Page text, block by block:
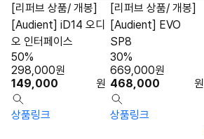
[리퍼브 상품/ 개봉]
[Audient] iD14 오디
오 인터페이스
149,000 원
298,000원
50%
상품링크
[리퍼브 상품/ 개봉]
[Audient] EVO
SP8
468,000 원
669,000원
30%
상품링크